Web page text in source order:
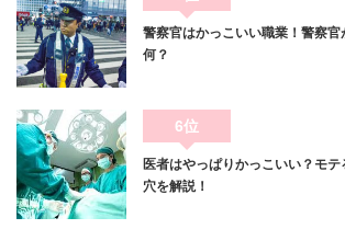
警察官はかっこいい職業！警察
何？
6位
医者はやっぱりかっこいい？モ
穴を解説！